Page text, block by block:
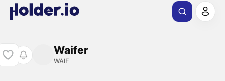
Waifer
WAIF